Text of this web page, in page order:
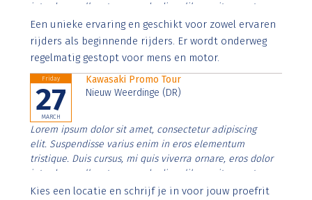
interdum nulla, ut commodo diam libero vitae erat.
Aenean faucibus nibh et justo cursus id rutrum lorem
imperdiet. Nunc ut sem vitae risus tristique posuere.
Een unieke ervaring en geschikt voor zowel ervaren
rijders als beginnende rijders. Er wordt onderweg
regelmatig gestopt voor mens en motor.
Friday
27
MARCH
Kawasaki Promo Tour
Nieuw Weerdinge (DR)
Lorem ipsum dolor sit amet, consectetur adipiscing
elit. Suspendisse varius enim in eros elementum
tristique. Duis cursus, mi quis viverra ornare, eros dolor
interdum nulla, ut commodo diam libero vitae erat.
Aenean faucibus nibh et justo cursus id rutrum lorem
Kies een locatie en schrijf je in voor jouw proefrit